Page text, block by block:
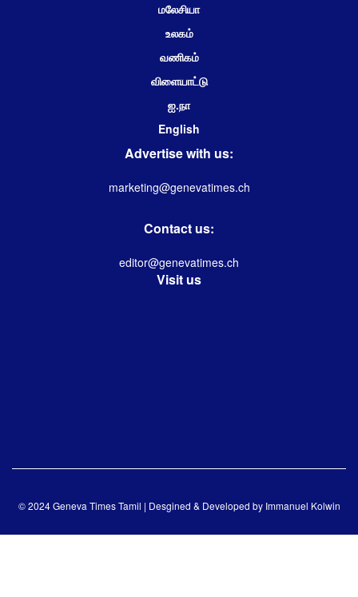
மலேசியா
உலகம்
வணிகம்
விளையாட்டு
ஐ.நா
English
Advertise with us:
marketing@genevatimes.ch
Contact us:
editor@genevatimes.ch
Visit us
© 2024 Geneva Times Tamil | Desgined & Developed by Immanuel Kolwin